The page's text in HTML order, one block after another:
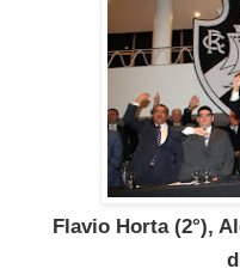
Flavio Horta (2°),